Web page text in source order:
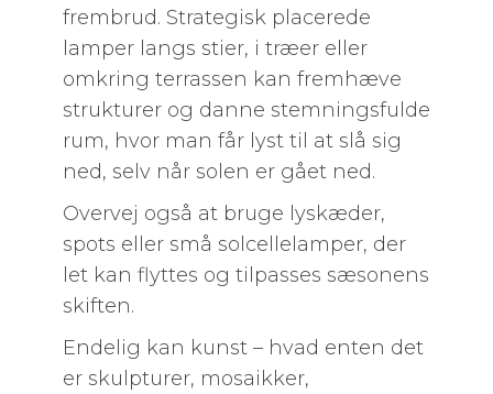
frembrud. Strategisk placerede
lamper langs stier, i træer eller
omkring terrassen kan fremhæve
strukturer og danne stemningsfulde
rum, hvor man får lyst til at slå sig
ned, selv når solen er gået ned.
Overvej også at bruge lyskæder,
spots eller små solcellelamper, der
let kan flyttes og tilpasses sæsonens
skiften.
Endelig kan kunst – hvad enten det
er skulpturer, mosaikker,